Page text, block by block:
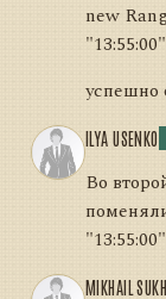
new
успешно
ILYA USENKO
Во
MIKHAIL